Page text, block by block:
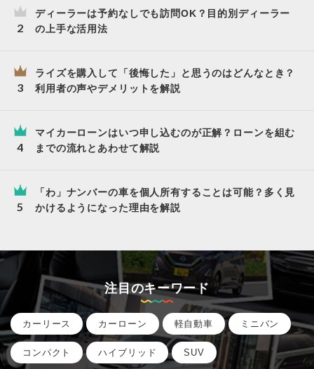
ディーラーは予約なしでも訪問OK？目的別ディーラー
の上手な活用法
ライズを購入して「後悔した」と思うのはどんなとき？
利用者の声やデメリットを解説
マイカーローンはいつ申し込むのが正解？ローンを組む
までの流れとあわせて解説
「わ」ナンバーの車を個人所有することは可能？多く見
かけるようになった理由を解説
注目のキーワード
カーリース カーローン 軽自動車 ミニバン
コンパクト ハイブリッド SUV